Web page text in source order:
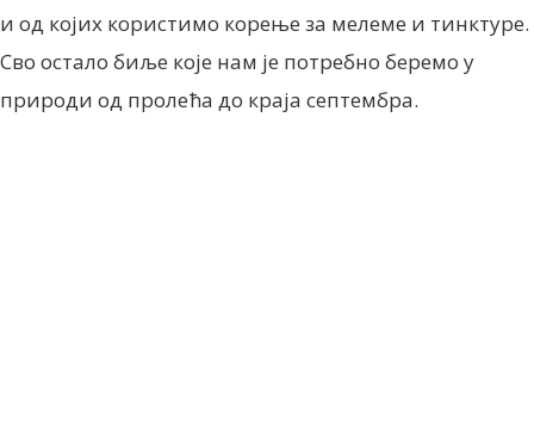
и од којих користимо корење за мелеме и тинктуре.
Сво остало биље које нам је потребно беремо у
природи од пролећа до краја септембра.